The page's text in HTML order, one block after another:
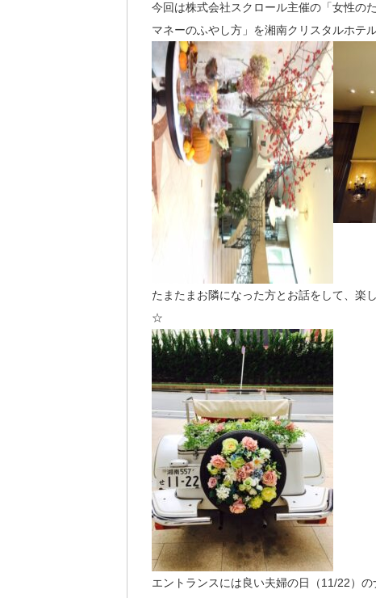
今回は株式会社スクロール主催の「女性
マネーのふやし方」を湘南クリスタルホテ
たまたまお隣になった方とお話をして、楽
☆
エントランスには良い夫婦の日（11/22）